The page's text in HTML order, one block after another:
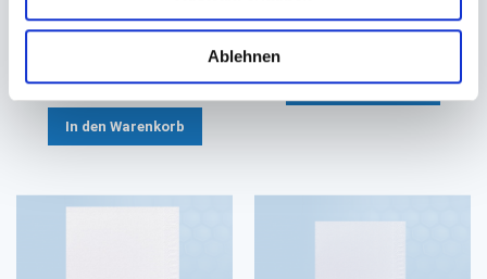
Ablehnen
#832324
In den Warenkorb
36,40 €
In den Warenkorb